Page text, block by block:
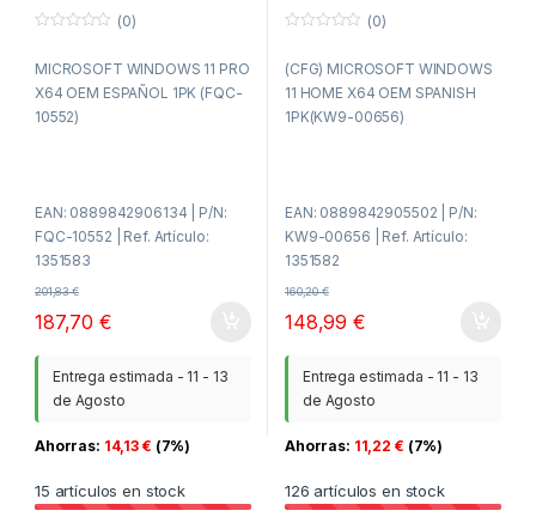
u
e
r
a
(0)
MICROSOFT WINDOWS 11 PRO
X64 OEM ESPAÑOL 1PK (FQC-
10552)
EAN: 0889842906134 | P/N:
FQC-10552 | Ref. Artículo:
1351583
201,83€
187,70€
Entrega estimada - 11 - 13
de Agosto
Ahorras: 14,13 € (7%)
15 artículos en stock
u
e
r
a
(0)
(CFG) MICROSOFT WINDOWS
11 HOME X64 OEM SPANISH
1PK(KW9-00656)
EAN: 0889842905502 | P/N:
KW9-00656 | Ref. Artículo:
1351582
160,20€
148,99€
Entrega estimada - 11 - 13
de Agosto
Ahorras: 11,22 € (7%)
126 artículos en stock